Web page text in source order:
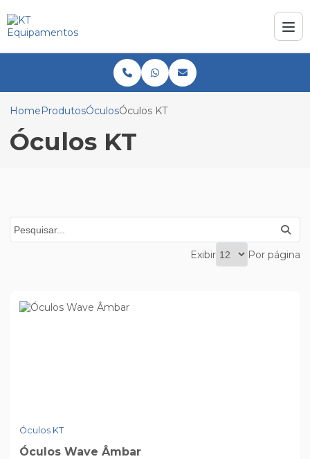
HomeProdutosÓculosÓculos KT
Óculos KT
Exibir Por página
Óculos KT
Óculos Wave Âmbar